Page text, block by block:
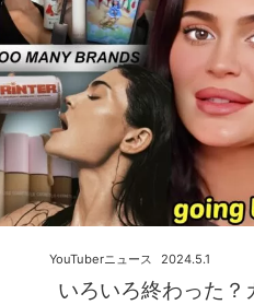
いろいろ終わった
2024.5.1
YouTuberニュース